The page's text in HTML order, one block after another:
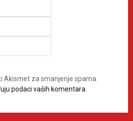
Akismet za smanjenje spama.
podaci vaših komentara.